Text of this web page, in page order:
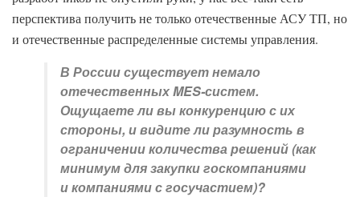
перспектива получить не только отечественные АСУ ТП, но
и отечественные распределенные системы управления.
В России существует немало
отечественных MES-систем.
Ощущаете ли вы конкуренцию с их
стороны, и видите ли разумность в
ограничении количества решений (как
минимум для закупки госкомпаниями
и компаниями с госучастием)?